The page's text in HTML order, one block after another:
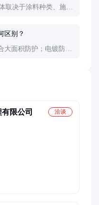
取决于涂料种类、施工
区别？
大面积防护；电镀防腐
限公司
洽谈